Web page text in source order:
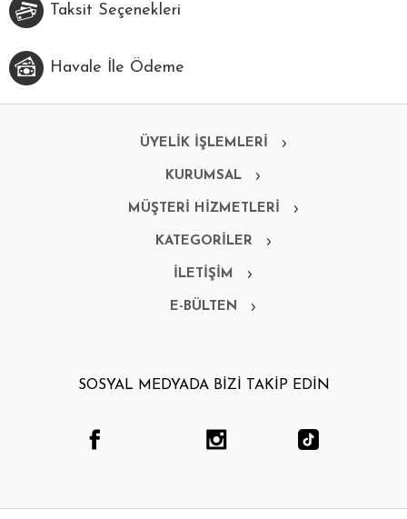
Taksit Seçenekleri
Havale İle Ödeme
ÜYELİK İŞLEMLERİ
KURUMSAL
MÜŞTERİ HİZMETLERİ
KATEGORİLER
İLETİŞİM
E-BÜLTEN
SOSYAL MEDYADA BİZİ TAKİP EDİN